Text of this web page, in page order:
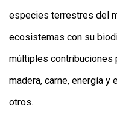
especies terrestres del
ecosistemas con su
múltiples contribuciones
madera, carne, energía y
otros.